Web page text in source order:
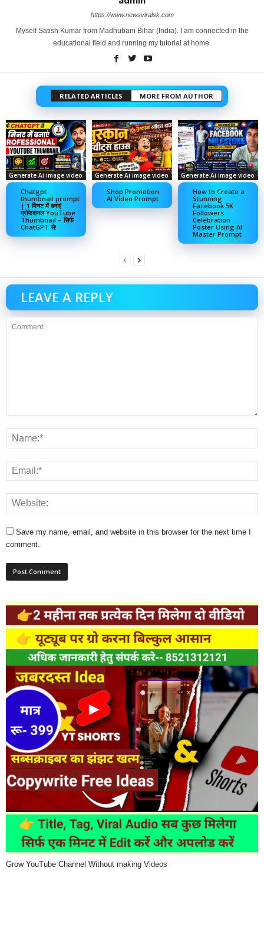
https://www.newsviralsk.com
Myself Satish Kumar from Madhubani Bihar (India). I am connected in the
educational field and running my tutorial at home.
RELATED ARTICLES MORE FROM AUTHOR
Generate Ai image video
Chatgpt
thumbnail prompt
| 1 मिनट में बनाएं
प्रोफेशनल YouTube
Thumbnail – सिर्फ
ChatGPT से!
Generate Ai image video
Shop Promotion
AI Video Prompt
Generate Ai image video
How to Create a
Stunning
Facebook 5K
Followers
Celebration
Poster Using AI
Master Prompt
LEAVE A REPLY
Save my name, email, and website in this browser for the next time I
comment.
Grow YouTube Channel Without making Videos